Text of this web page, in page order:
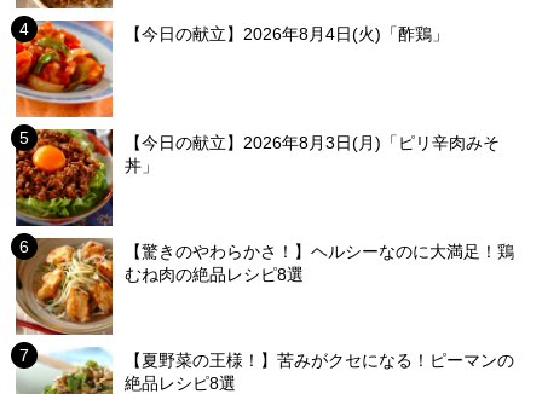
【今日の献立】2026年8月4日(火)「酢鶏」
【今日の献立】2026年8月3日(月)「ピリ辛肉みそ
丼」
【驚きのやわらかさ！】ヘルシーなのに大満足！鶏
むね肉の絶品レシピ8選
【夏野菜の王様！】苦みがクセになる！ピーマンの
絶品レシピ8選